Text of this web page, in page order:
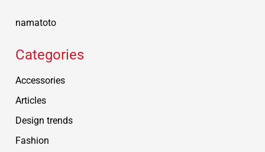
namatoto
Categories
Accessories
Articles
Design trends
Fashion